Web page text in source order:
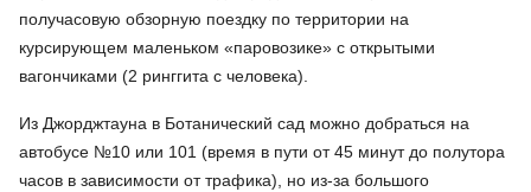
получасовую обзорную поездку по территории на
курсирующем маленьком «паровозике» с открытыми
вагончиками (2 ринггита с человека).
Из Джорджтауна в Ботанический сад можно добраться на
автобусе №10 или 101 (время в пути от 45 минут до полутора
часов в зависимости от трафика), но из-за большого